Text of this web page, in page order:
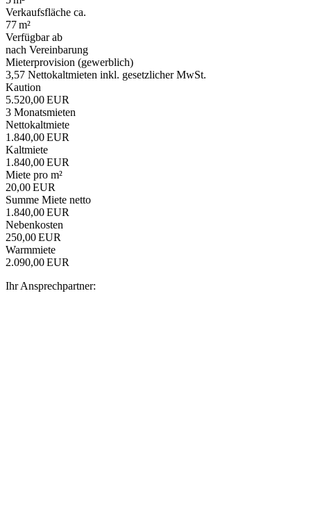
Verkaufsfläche ca.
77 m²
Verfügbar ab
nach Vereinbarung
Mieter­provision (gewerblich)
3,57 Nettokaltmieten inkl. gesetzlicher MwSt.
Kaution
5.520,00 EUR
3 Monatsmieten
Nettokaltmiete
1.840,00 EUR
Kaltmiete
1.840,00 EUR
Miete pro m²
20,00 EUR
Summe Miete netto
1.840,00 EUR
Nebenkosten
250,00 EUR
Warmmiete
2.090,00 EUR
Ihr Ansprechpartner: